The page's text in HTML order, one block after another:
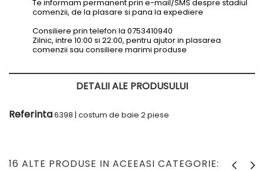
Te informam permanent prin e-mail/SMS despre stadiul
comenzii, de la plasare si pana la expediere
Consiliere prin telefon la 0753410940
Zilnic, intre 10:00 si 22:00, pentru ajutor in plasarea
comenzii sau consiliere marimi produse
DETALII ALE PRODUSULUI
Referinta6398 | costum de baie 2 piese
16 ALTE PRODUSE IN ACEEASI CATEGORIE: